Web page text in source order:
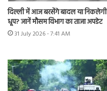
दिल्ली में आज बरसेंगे बादल या निकलेगी
धूप? जानें मौसम विभाग का ताजा अपडेट
31 July 2026 - 7:41 AM